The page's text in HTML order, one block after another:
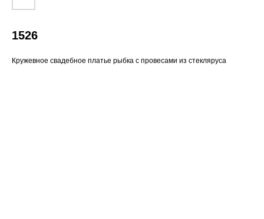
1526
Кружевное свадебное платье рыбка с провесами из стекляруса